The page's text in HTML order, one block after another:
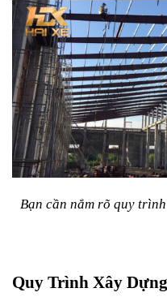
Bạn cần nắm rõ quy
Quy Trình Xây